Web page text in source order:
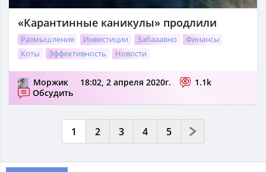
«Карантинные каникулы» продлили
Размышления Инвестиции Забааавно
Финансы
Коты
Эффективность Новости
Моржик 18:02, 2 апреля 2020г.
1.1k
Обсудить
1 2 3 4 5